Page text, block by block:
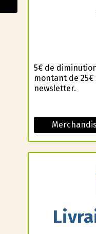
5€ de
montant de
newsletter.